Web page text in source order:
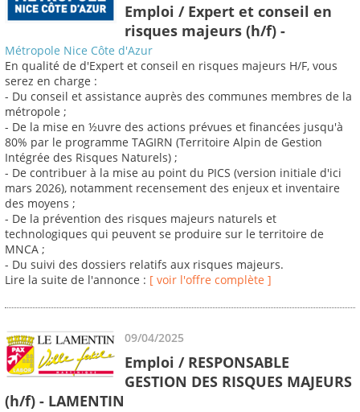
Emploi / Expert et conseil en
risques majeurs (h/f) -
Métropole Nice Côte d'Azur
En qualité de d'Expert et conseil en risques majeurs H/F, vous
serez en charge :
- Du conseil et assistance auprès des communes membres de la
métropole ;
- De la mise en ½uvre des actions prévues et financées jusqu'à
80% par le programme TAGIRN (Territoire Alpin de Gestion
Intégrée des Risques Naturels) ;
- De contribuer à la mise au point du PICS (version initiale d'ici
mars 2026), notamment recensement des enjeux et inventaire
des moyens ;
- De la prévention des risques majeurs naturels et
technologiques qui peuvent se produire sur le territoire de
MNCA ;
- Du suivi des dossiers relatifs aux risques majeurs.
Lire la suite de l'annonce : [ voir l'offre complète ]
09/04/2025
Emploi / RESPONSABLE
GESTION DES RISQUES MAJEURS
(h/f) - LAMENTIN